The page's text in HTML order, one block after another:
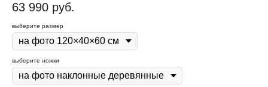
63 990 руб.
выберите размер
выберите ножки